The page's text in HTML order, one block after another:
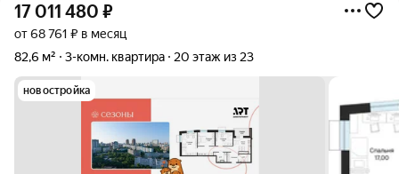
17 011 480 ₽
от 68 761 ₽ в месяц
82,6 м²
3-комн. квартира 20 этаж из 23
новостройка